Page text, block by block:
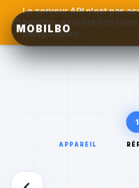
MOBILBO
Le serveur API n'est pas
services peuvent être
indisponibles.
1
APPAREIL